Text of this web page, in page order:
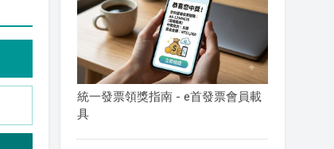
統一發票領獎指南 - e首發票會員載
具